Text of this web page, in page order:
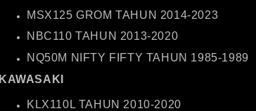
MSX125 GROM TAHUN 2014-2023
NBC110 TAHUN 2013-2020
NQ50M NIFTY FIFTY TAHUN 1985-1989
KAWASAKI
KLX110L TAHUN 2010-2020